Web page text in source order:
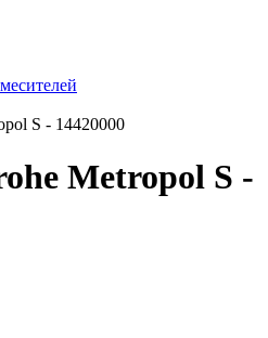
S - 14420000
Metropol S -